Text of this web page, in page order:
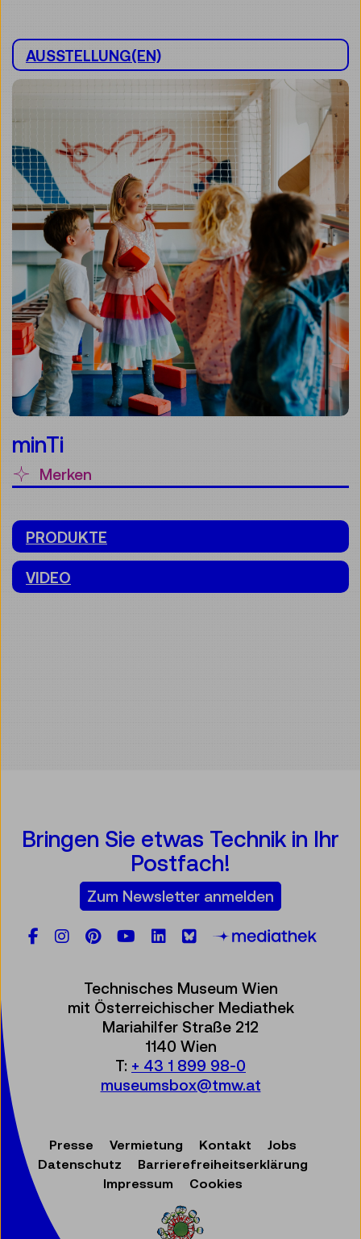
AUSSTELLUNG(EN)
minTi
Merken
PRODUKTE
VIDEO
Bringen Sie etwas Technik in Ihr
Postfach!
Zum Newsletter anmelden
Facebook
Instagram
Pinterest
YouTube
LinkedIn
Bluesky
Technisches Museum Wien
mit Österreichischer Mediathek
Mariahilfer Straße 212
1140 Wien
T: + 43 1 899 98-0
museumsbox@tmw.at
Presse Vermietung Kontakt
Jobs
Datenschutz
Barrierefreiheitserklärung
Impressum
Cookies